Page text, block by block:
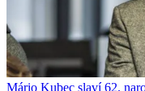
Mário Kubec slaví 62.